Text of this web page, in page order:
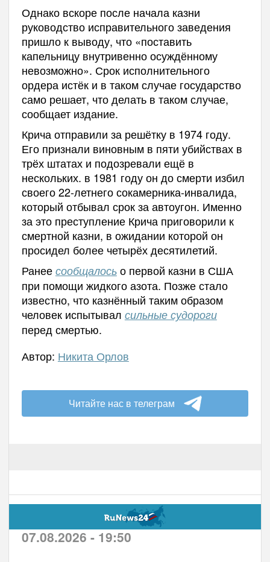
Однако вскоре после начала казни
руководство исправительного заведения
пришло к выводу, что «поставить
капельницу внутривенно осуждённому
невозможно». Срок исполнительного
ордера истёк и в таком случае государство
само решает, что делать в таком случае,
сообщает издание.
Крича отправили за решётку в 1974 году.
Его признали виновным в пяти убийствах в
трёх штатах и подозревали ещё в
нескольких. в 1981 году он до смерти избил
своего 22-летнего сокамерника-инвалида,
который отбывал срок за автоугон. Именно
за это преступление Крича приговорили к
смертной казни, в ожидании которой он
просидел более четырёх десятилетий.
Ранее сообщалосьо первой казни в США
при помощи жидкого азота. Позже стало
известно, что казнённый таким образом
человек испытывал сильные судороги
перед смертью.
Автор: Никита Орлов
Читайте нас в телеграм
07.08.2026 - 19:50